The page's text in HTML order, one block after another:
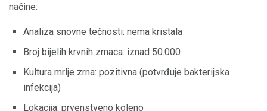
načine:
Analiza snovne tečnosti: nema kristala
Broj bijelih krvnih zrnaca: iznad 50.000
Kultura mrlje zrna: pozitivna (potvrđuje bakterijska
infekcija)
Lokacija: prvenstveno koleno